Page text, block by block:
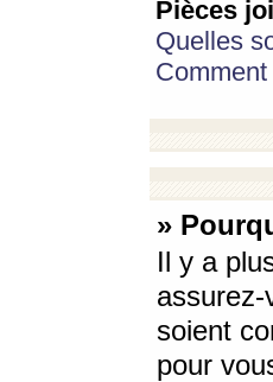
Pièces
Quelles
»
Il y a
assurez-
soient
pour